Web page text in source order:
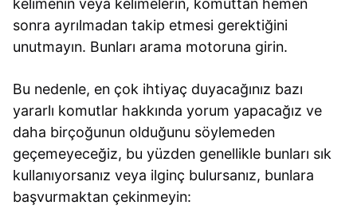
kelimenin veya kelimelerin, komuttan hemen
sonra ayrılmadan takip etmesi gerektiğini
unutmayın. Bunları arama motoruna girin.
Bu nedenle, en çok ihtiyaç duyacağınız bazı
yararlı komutlar hakkında yorum yapacağız ve
daha birçoğunun olduğunu söylemeden
geçemeyeceğiz, bu yüzden genellikle bunları sık
kullanıyorsanız veya ilginç bulursanız, bunlara
başvurmaktan çekinmeyin: